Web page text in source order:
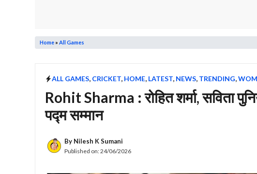
Home » All Games
ALL GAMES, CRICKET, HOME, LATEST, NEWS, TRENDING,
Rohit Sharma : रोहित शर्मा, सविता
पद्म सम्मान
By Nilesh K Sumani
Published on:24/06/2026